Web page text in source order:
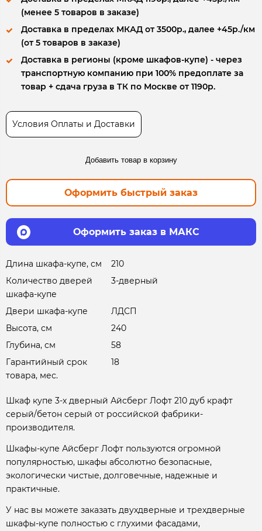
(менее 5 товаров в заказе)
Доставка в пределах МКАД от 3500р., далее +45р./км
(от 5 товаров в заказе)
Доставка в регионы (кроме шкафов-купе) - через
транспортную компанию при 100% предоплате за
товар + сдача груза в ТК по Москве от 1190р.
Условия Оплаты и Доставки
Добавить товар в корзину
Оформить быстрый заказ
Оформить заказ в МАКС
Длина шкафа-купе, см
210
Количество дверей
шкафа-купе
3-дверный
Двери шкафа-купе
ЛДСП
Высота, см
240
Глубина, см
58
Гарантийный срок
товара, мес.
18
Шкаф купе 3-х дверный Айсберг Лофт 210 дуб крафт
серый/бетон серый от российской фабрики-
производителя.
Шкафы-купе Айсберг Лофт пользуются огромной
популярностью, шкафы абсолютно безопасные,
экологически чистые, долговечные, надежные и
практичные.
У нас вы можете заказать двухдверные и трехдверные
шкафы-купе полностью с глухими фасадами,